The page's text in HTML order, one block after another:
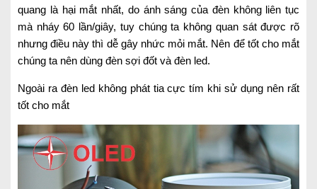
quang là hại mắt nhất, do ánh sáng của đèn không liên tục
mà nháy 60 lần/giây, tuy chúng ta không quan sát được rõ
nhưng điều này thì dễ gây nhức mỏi mắt. Nên để tốt cho mắt
chúng ta nên dùng đèn sợi đốt và đèn led.
Ngoài ra đèn led không phát tia cực tím khi sử dụng nên rất
tốt cho mắt